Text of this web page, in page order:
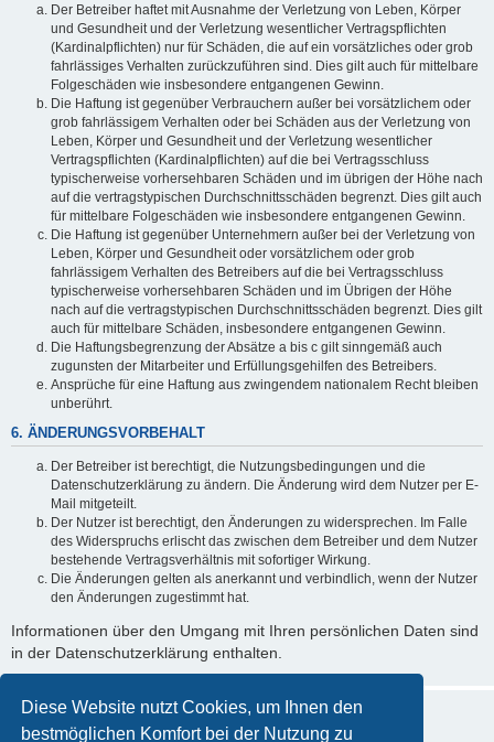
Diese Website nutzt Cookies, um Ihnen den
bestmöglichen Komfort bei der Nutzung zu
Der Betreiber haftet mit Ausnahme der Verletzung von Leben, Körper
und Gesundheit und der Verletzung wesentlicher Vertragspflichten
(Kardinalpflichten) nur für Schäden, die auf ein vorsätzliches oder grob
fahrlässiges Verhalten zurückzuführen sind. Dies gilt auch für mittelbare
Folgeschäden wie insbesondere entgangenen Gewinn.
Die Haftung ist gegenüber Verbrauchern außer bei vorsätzlichem oder
grob fahrlässigem Verhalten oder bei Schäden aus der Verletzung von
Leben, Körper und Gesundheit und der Verletzung wesentlicher
Vertragspflichten (Kardinalpflichten) auf die bei Vertragsschluss
typischerweise vorhersehbaren Schäden und im übrigen der Höhe nach
auf die vertragstypischen Durchschnittsschäden begrenzt. Dies gilt auch
für mittelbare Folgeschäden wie insbesondere entgangenen Gewinn.
Die Haftung ist gegenüber Unternehmern außer bei der Verletzung von
Leben, Körper und Gesundheit oder vorsätzlichem oder grob
fahrlässigem Verhalten des Betreibers auf die bei Vertragsschluss
typischerweise vorhersehbaren Schäden und im Übrigen der Höhe
nach auf die vertragstypischen Durchschnittsschäden begrenzt. Dies gilt
auch für mittelbare Schäden, insbesondere entgangenen Gewinn.
Die Haftungsbegrenzung der Absätze a bis c gilt sinngemäß auch
zugunsten der Mitarbeiter und Erfüllungsgehilfen des Betreibers.
Ansprüche für eine Haftung aus zwingendem nationalem Recht bleiben
unberührt.
6. ÄNDERUNGSVORBEHALT
Der Betreiber ist berechtigt, die Nutzungsbedingungen und die
Datenschutzerklärung zu ändern. Die Änderung wird dem Nutzer per E-
Mail mitgeteilt.
Der Nutzer ist berechtigt, den Änderungen zu widersprechen. Im Falle
des Widerspruchs erlischt das zwischen dem Betreiber und dem Nutzer
bestehende Vertragsverhältnis mit sofortiger Wirkung.
Die Änderungen gelten als anerkannt und verbindlich, wenn der Nutzer
den Änderungen zugestimmt hat.
Informationen über den Umgang mit Ihren persönlichen Daten sind
in der Datenschutzerklärung enthalten.